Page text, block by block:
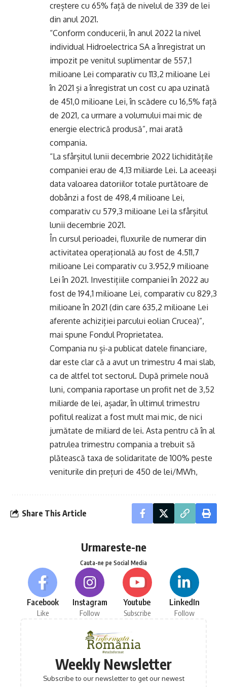
creștere cu 65% față de nivelul de 339 de lei
din anul 2021.
“Conform conducerii, în anul 2022 la nivel
individual Hidroelectrica SA a înregistrat un
impozit pe venitul suplimentar de 557,1
milioane Lei comparativ cu 113,2 milioane Lei
în 2021 și a înregistrat un cost cu apa uzinată
de 451,0 milioane Lei, în scădere cu 16,5% față
de 2021, ca urmare a volumului mai mic de
energie electrică produsă”, mai arată
compania.
“La sfârșitul lunii decembrie 2022 lichiditățile
companiei erau de 4,13 miliarde Lei. La aceeași
data valoarea datoriilor totale purtătoare de
dobânzi a fost de 498,4 milioane Lei,
comparativ cu 579,3 milioane Lei la sfârșitul
lunii decembrie 2021.
În cursul perioadei, fluxurile de numerar din
activitatea operațională au fost de 4.511,7
milioane Lei comparativ cu 3.952,9 milioane
Lei în 2021. Investițiile companiei în 2022 au
fost de 194,1 milioane Lei, comparativ cu 829,3
milioane în 2021 (din care 635,2 milioane Lei
aferente achiziției parcului eolian Crucea)”,
mai spune Fondul Proprietatea.
Compania nu și-a publicat datele financiare,
dar este clar că a avut un trimestru 4 mai slab,
ca de altfel tot sectorul. După primele nouă
luni, compania raportase un profit net de 3,52
miliarde de lei, așadar, în ultimul trimestru
pofitul realizat a fost mult mai mic, de nici
jumătate de miliard de lei. Asta pentru că în al
patrulea trimestru compania a trebuit să
plătească taxa de solidaritate de 100% peste
veniturile din prețuri de 450 de lei/MWh,
Share This Article
Urmareste-ne
Cauta-ne pe Social Media
Facebook
Like
Instagram
Follow
Youtube
Subscribe
LinkedIn
Follow
Weekly Newsletter
Subscribe to our newsletter to get our newest